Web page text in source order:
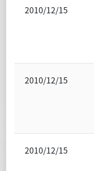
2010/12/15
2010/12/15
2010/12/15